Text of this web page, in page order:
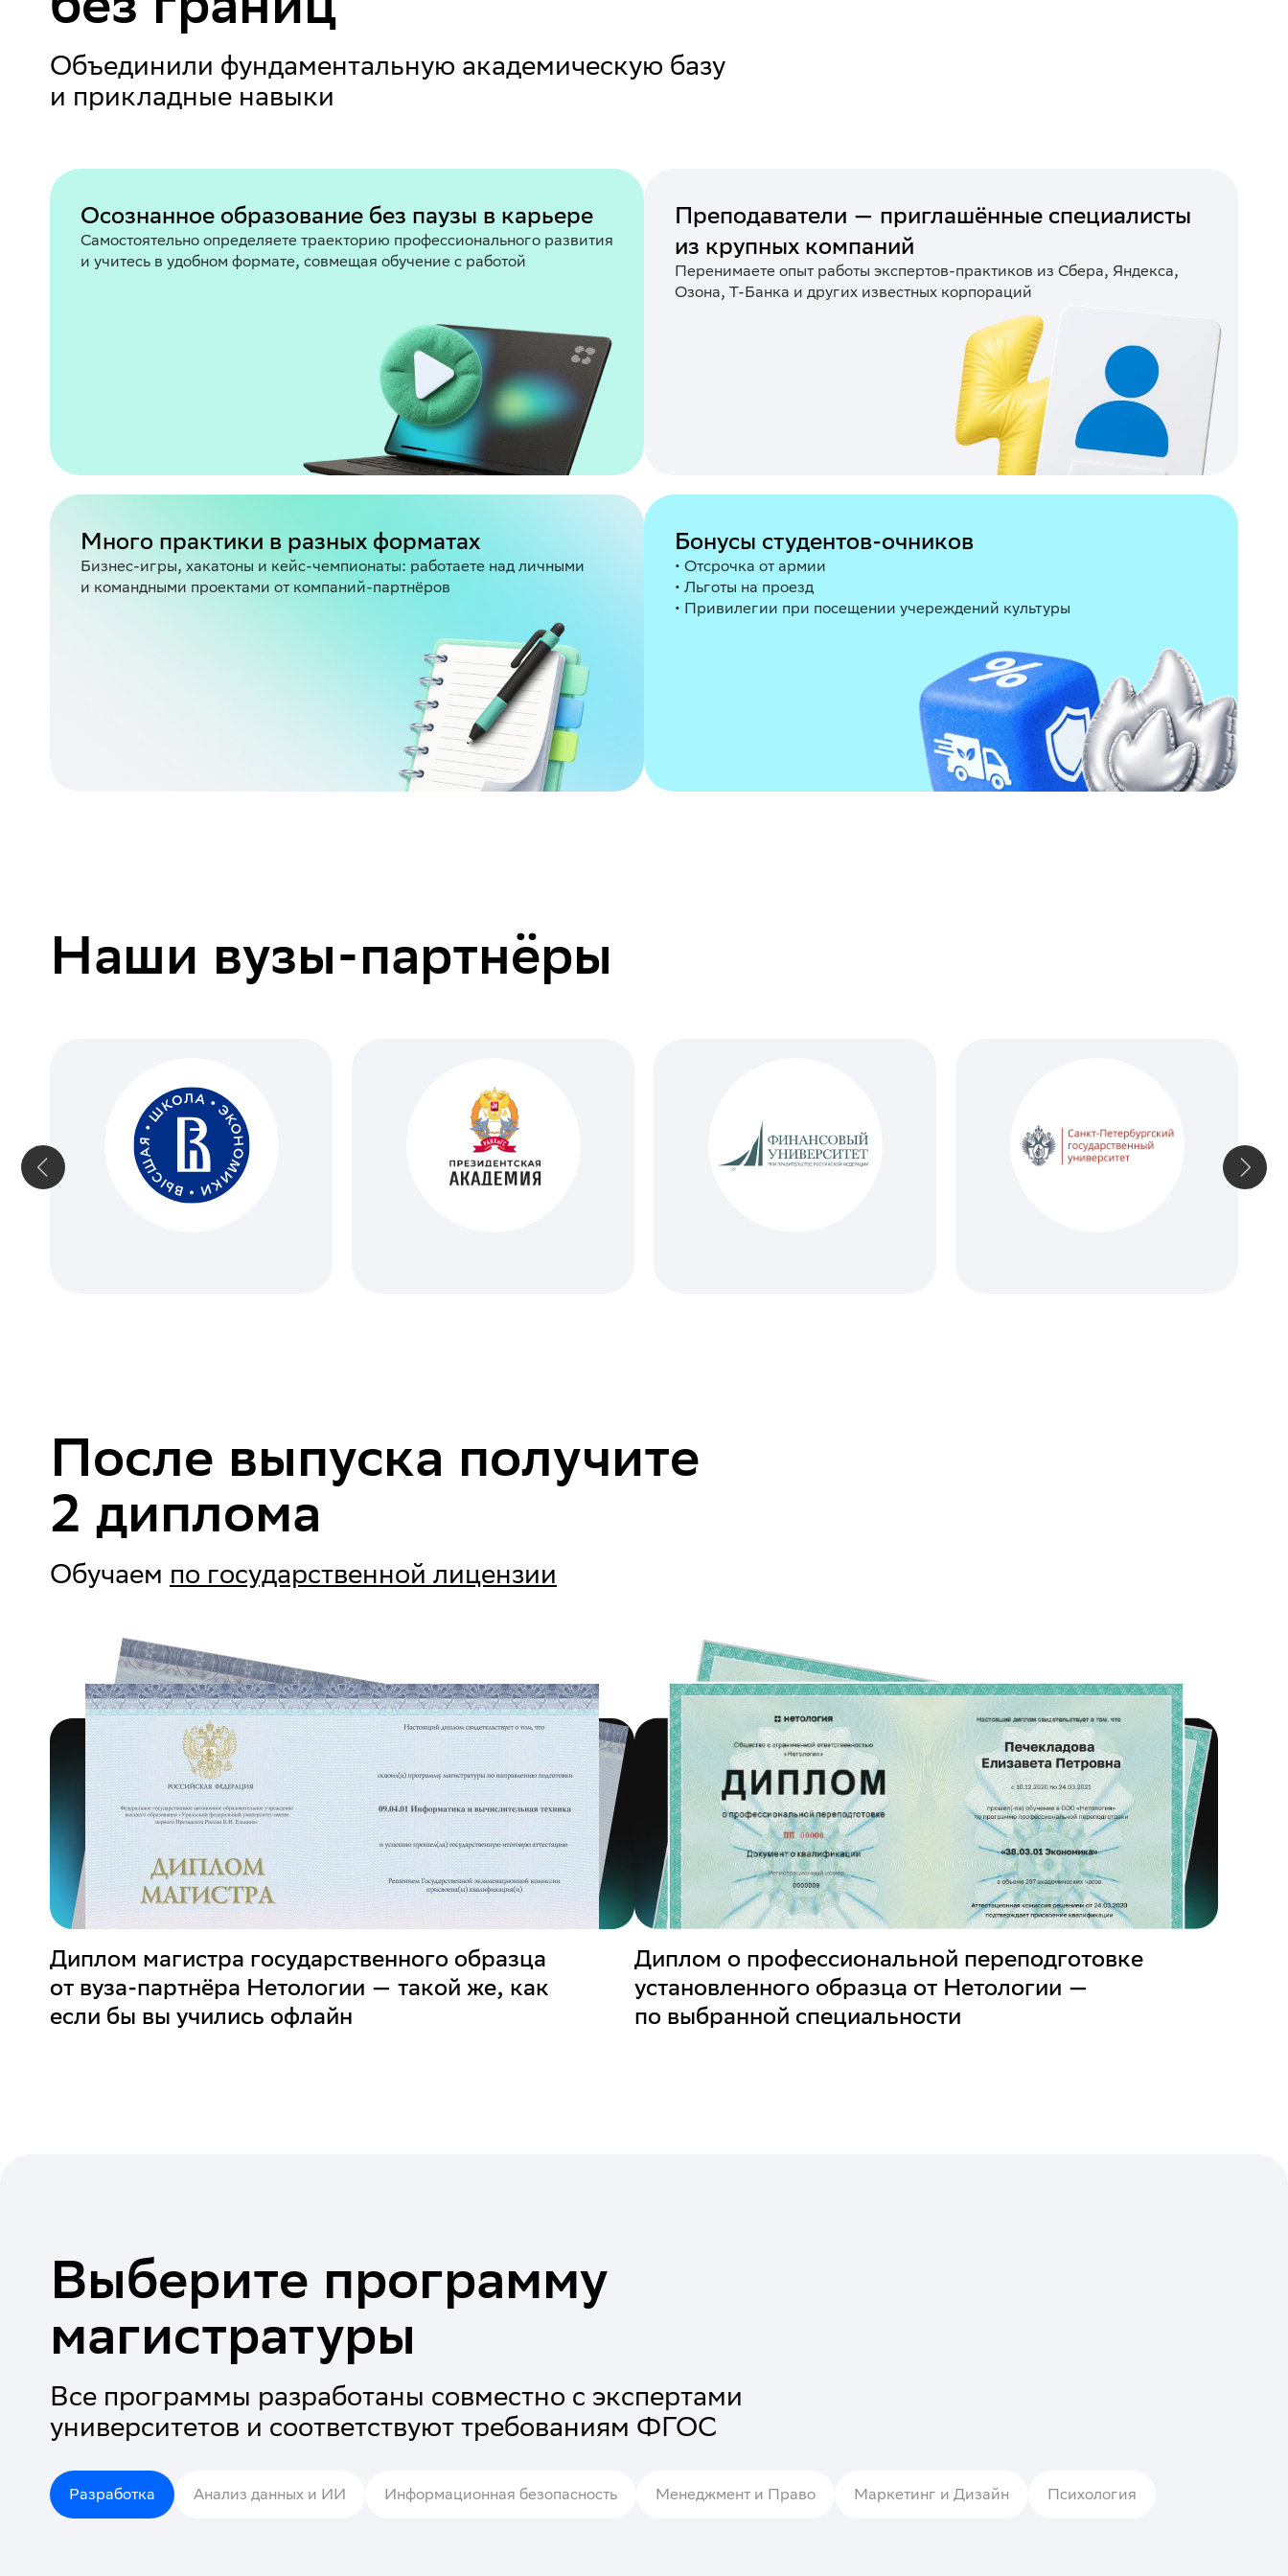
Объединили фундаментальную академическую базу
и прикладные навыки
Осознанное образование без паузы в карьере
Самостоятельно определяете траекторию профессионального развития
и учитесь в удобном формате, совмещая обучение с работой
Преподаватели — приглашённые специалисты
из крупных компаний
Перенимаете опыт работы экспертов-практиков из Сбера, Яндекса,
Озона, Т-Банка и других известных корпораций
Много практики в разных форматах
Бизнес-игры, хакатоны и кейс-чемпионаты: работаете над личными
и командными проектами от компаний-партнёров
Бонусы студентов-очников
• Отсрочка от армии
• Льготы на проезд
• Привилегии при посещении учереждений культуры
Наши вузы-партнёры
После выпуска получите
2 диплома
Обучаем по государственной лицензии
Диплом магистра государственного образца
от вуза-партнёра Нетологии — такой же, как
если бы вы учились офлайн
Диплом о профессиональной переподготовке
установленного образца от Нетологии —
по выбранной специальности
Выберите программу
магистратуры
Все программы разработаны совместно с экспертами
университетов и соответствуют требованиям ФГОС
Разработка Анализ данных и ИИ Информационная безопасность Менеджмент и Право Маркетинг и Дизайн Психология